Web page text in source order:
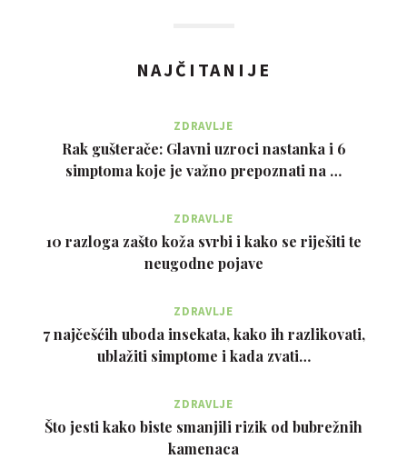
NAJČITANIJE
ZDRAVLJE
Rak gušterače: Glavni uzroci nastanka i 6
simptoma koje je važno prepoznati na …
ZDRAVLJE
10 razloga zašto koža svrbi i kako se riješiti te
neugodne pojave
ZDRAVLJE
7 najčešćih uboda insekata, kako ih razlikovati,
ublažiti simptome i kada zvati…
ZDRAVLJE
Što jesti kako biste smanjili rizik od bubrežnih
kamenaca